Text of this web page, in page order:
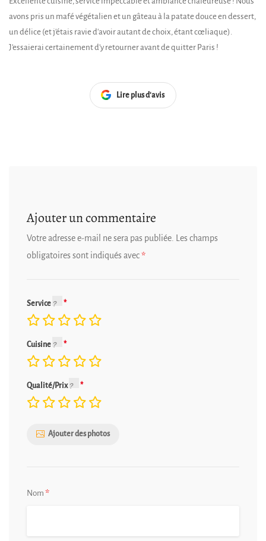
avons pris un mafé végétalien et un gâteau à la patate douce en dessert,
un délice (et j'étais ravie d'avoir autant de choix, étant cœliaque).
J'essaierai certainement d'y retourner avant de quitter Paris !
Lire plus d'avis
Ajouter un commentaire
Votre adresse e-mail ne sera pas publiée.
Les champs
obligatoires sont indiqués avec*
Service
Cuisine
Qualité/Prix
Ajouter des photos
Nom *